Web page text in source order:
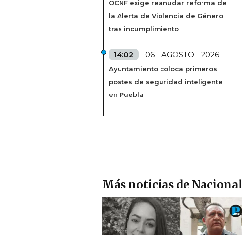
OCNF exige reanudar reforma de
la Alerta de Violencia de Género
tras incumplimiento
14:02 06 - AGOSTO - 2026
Ayuntamiento coloca primeros
postes de seguridad inteligente
en Puebla
Más noticias de Nacional